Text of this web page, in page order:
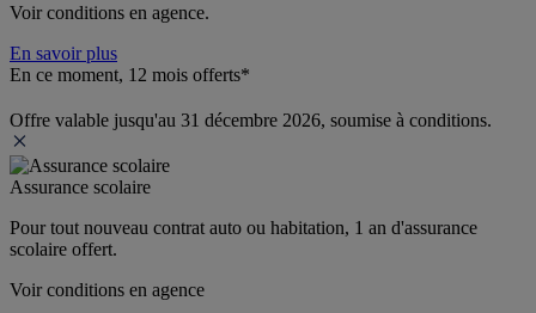
Voir conditions en agence.
En savoir plus
En ce moment, 12 mois offerts*
Offre valable jusqu'au 31 décembre 2026, soumise à conditions.
Assurance scolaire
Pour tout nouveau contrat auto ou habitation, 1 an d'assurance
scolaire offert.
Voir conditions en agence